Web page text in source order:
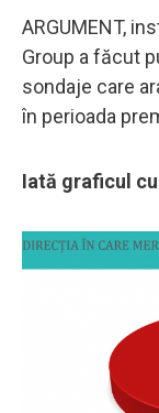
ARGUMENT,
Group a făcut
sondaje care
în perioada
Iată graficul